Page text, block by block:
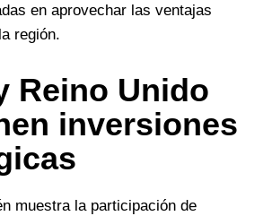
en aprovechar las ventajas
región.
Reino Unido
inversiones
muestra la participación de